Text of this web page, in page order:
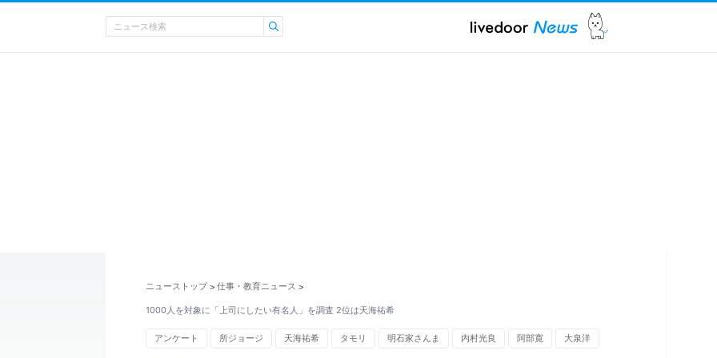
ニューストップ > 仕事・教育ニュース >
1000人を対象に「上司にしたい有名人」を調査 2位は天海祐希
アンケート 所ジョージ 天海祐希 タモリ 明石家さんま 内村光良 阿部寛 大泉洋